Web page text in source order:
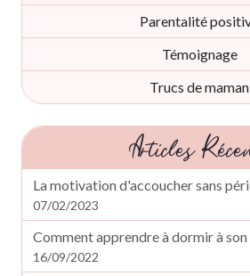
Parentalité
Témoignage
Trucs de maman
Articles
La motivation d'accoucher sans
07/02/2023
Comment apprendre à dormir à son
16/09/2022